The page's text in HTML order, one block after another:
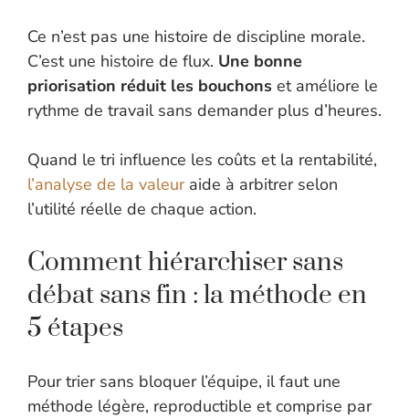
Ce n’est pas une histoire de discipline morale.
C’est une histoire de flux. Une bonne
priorisation réduit les bouchons et améliore le
rythme de travail sans demander plus d’heures.
Quand le tri influence les coûts et la rentabilité,
l’analyse de la valeuraide à arbitrer selon
l’utilité réelle de chaque action.
Comment hiérarchiser sans
débat sans fin : la méthode en
5 étapes
Pour trier sans bloquer l’équipe, il faut une
méthode légère, reproductible et comprise par